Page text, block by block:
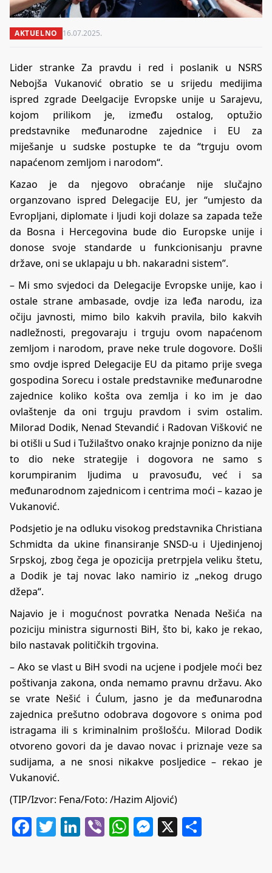
AKTUELNO 16.07.2025.
Lider stranke Za pravdu i red i poslanik u NSRS
Nebojša Vukanović obratio se u srijedu medijima
ispred zgrade Deelgacije Evropske unije u Sarajevu,
kojom prilikom je, između ostalog, optužio
predstavnike međunarodne zajednice i EU za
miješanje u sudske postupke te da “trguju ovom
napaćenom zemljom i narodom“.
Kazao je da njegovo obraćanje nije slučajno
organzovano ispred Delegacije EU, jer “umjesto da
Evropljani, diplomate i ljudi koji dolaze sa zapada teže
da Bosna i Hercegovina bude dio Europske unije i
donose svoje standarde u funkcionisanju pravne
države, oni se uklapaju u bh. nakaradni sistem”.
– Mi smo svjedoci da Delegacije Evropske unije, kao i
ostale strane ambasade, ovdje iza leđa narodu, iza
očiju javnosti, mimo bilo kakvih pravila, bilo kakvih
nadležnosti, pregovaraju i trguju ovom napaćenom
zemljom i narodom, prave neke trule dogovore. Došli
smo ovdje ispred Delegacije EU da pitamo prije svega
gospodina Sorecu i ostale predstavnike međunarodne
zajednice koliko košta ova zemlja i ko im je dao
ovlaštenje da oni trguju pravdom i svim ostalim.
Milorad Dodik, Nenad Stevandić i Radovan Višković ne
bi otišli u Sud i Tužilaštvo onako krajnje ponizno da nije
to dio neke strategije i dogovora ne samo s
korumpiranim ljudima u pravosuđu, već i sa
međunarodnom zajednicom i centrima moći – kazao je
Vukanović.
Podsjetio je na odluku visokog predstavnika Christiana
Schmidta da ukine finansiranje SNSD-u i Ujedinjenoj
Srpskoj, zbog čega je opozicija pretrpjela veliku štetu,
a Dodik je taj novac lako namirio iz „nekog drugo
džepa“.
Najavio je i mogućnost povratka Nenada Nešića na
poziciju ministra sigurnosti BiH, što bi, kako je rekao,
bilo nastavak političkih trgovina.
– Ako se vlast u BiH svodi na ucjene i podjele moći bez
poštivanja zakona, onda nemamo pravnu državu. Ako
se vrate Nešić i Ćulum, jasno je da međunarodna
zajednica prešutno odobrava dogovore s onima pod
istragama ili s kriminalnim prošlošću. Milorad Dodik
otvoreno govori da je davao novac i priznaje veze sa
sudijama, a ne snosi nikakve posljedice – rekao je
Vukanović.
(TIP/Izvor: Fena/Foto: /Hazim Aljović)
Facebook
Twitter
LinkedIn
ViberWhatsApp
Messenger
X